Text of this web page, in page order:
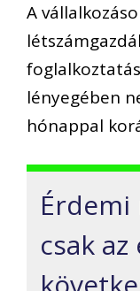
A
lényegében
hónappal
Érdemi
csak